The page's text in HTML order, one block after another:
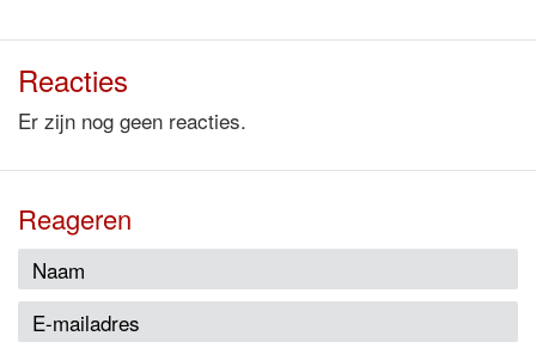
Reacties
Er zijn nog geen reacties.
Reageren